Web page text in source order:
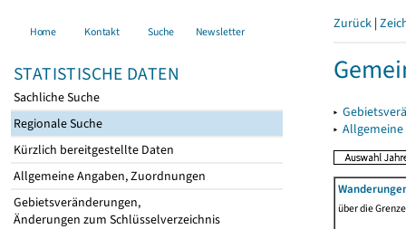
Home Kontakt Suche Newsletter
STATISTISCHE DATEN
Sachliche Suche
Regionale Suche
Kürzlich bereitgestellte Daten
Allgemeine Angaben, Zuordnungen
Gebietsveränderungen,
Änderungen zum Schlüsselverzeichnis
Zurück |
▸
▸
über die